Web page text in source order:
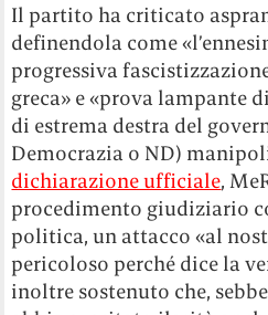
Il partito ha criticato
definendola come
progressiva
greca» e «prova lampante
di estrema destra del
Democrazia o ND)
dichiarazione ufficiale,
procedimento giudiziario
politica, un attacco «al
pericoloso perché dice la
inoltre sostenuto che,